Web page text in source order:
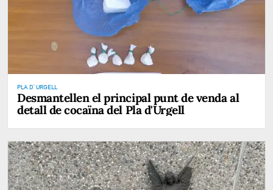
PLA D' URGELL
Desmantellen el principal punt de venda al
detall de cocaïna del Pla d'Urgell